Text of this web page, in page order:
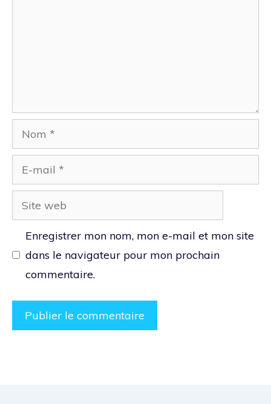
Nom
mail
Site
web
Enregistrer mon nom, mon e-mail et mon site
dans le navigateur pour mon prochain
commentaire.